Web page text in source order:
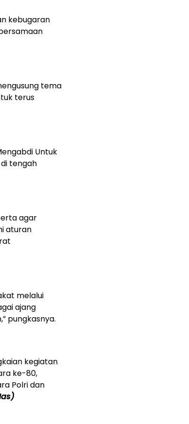
kebugaran
tema
terus
Untuk
tengah
agar
aturan
melalui
ajang
pungkasnya.
kegiatan
ke-80,
Polri dan